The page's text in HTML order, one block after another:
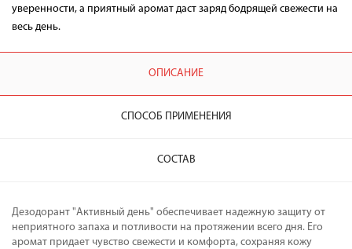
уверенности, а приятный аромат даст заряд бодрящей свежести на
весь день.
ОПИСАНИЕ
СПОСОБ ПРИМЕНЕНИЯ
СОСТАВ
Дезодорант "Активный день" обеспечивает надежную защиту от
неприятного запаха и потливости на протяжении всего дня. Его
аромат придает чувство свежести и комфорта, сохраняя кожу